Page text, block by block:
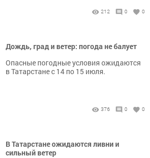
212 0 0
Дождь, град и ветер: погода не балует
Опасные погодные условия ожидаются
в Татарстане с 14 по 15 июля.
376 0 0
В Татарстане ожидаются ливни и
сильный ветер